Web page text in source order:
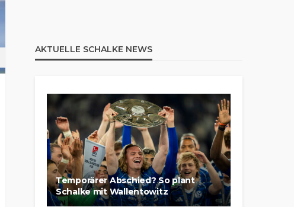
AKTUELLE SCHALKE NEWS
Temporärer Abschied? So plant
Schalke mit Wallentowitz